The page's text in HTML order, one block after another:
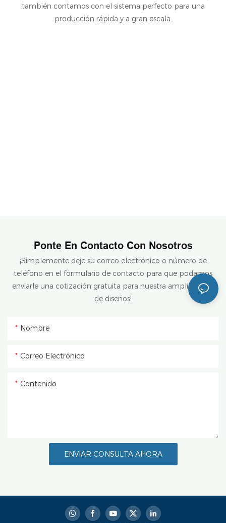
también contamos con el sistema perfecto para una
producción rápida y a gran escala.
Ponte En Contacto Con Nosotros
¡Simplemente deje su correo electrónico o número de
teléfono en el formulario de contacto para que podamos
enviarle una cotización gratuita para nuestra amplia gama
de diseños!
Nombre
Correo Electrónico
Contenido
ENVIAR CONSULTA AHORA